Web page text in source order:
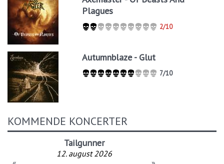
Plagues
2/10
Autumnblaze - Glut
7/10
KOMMENDE KONCERTER
Tailgunner
12. august 2026
Coffins,Dead Void
13. august 2026